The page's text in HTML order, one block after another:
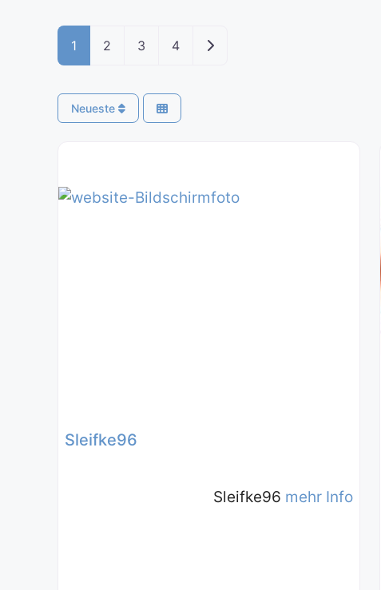
1 2 3 4 Ältere Beiträge
Neueste
Sleifke96
Sleifke96 mehr Info